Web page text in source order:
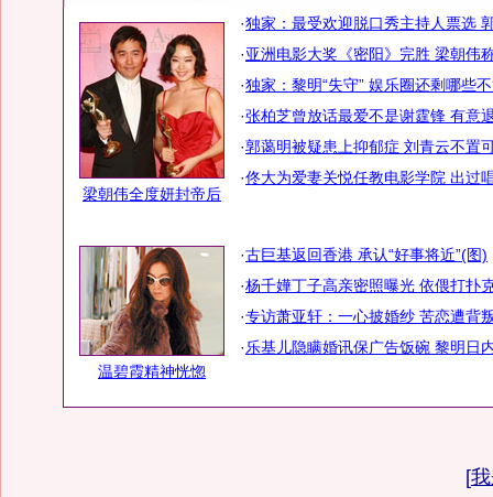
梁朝伟全度妍封帝后
·独家：最受欢迎脱口秀主持人票选
·亚洲电影大奖《密阳》完胜 梁朝伟
·独家：黎明“失守” 娱乐圈还剩哪些
·张柏芝曾放话最爱不是谢霆锋 有意
·郭蔼明被疑患上抑郁症 刘青云不置
·佟大为爱妻关悦任教电影学院 出过
温碧霞精神恍惚
·古巨基返回香港 承认“好事将近”(图)
·杨千嬅丁子高亲密照曝光 依偎打扑
·专访萧亚轩：一心披婚纱 苦恋遭背
· 乐基儿隐瞒婚讯保广告饭碗 黎明日
[